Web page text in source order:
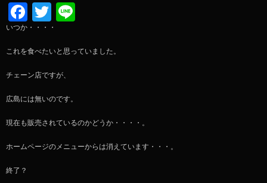
Facebook
Twitter
いつか・・・・
これを食べたいと思っていました。
チェーン店ですが、
広島には無いのです。
現在も販売されているのかどうか・・・・。
ホームページのメニューからは消えています・・・。
終了？